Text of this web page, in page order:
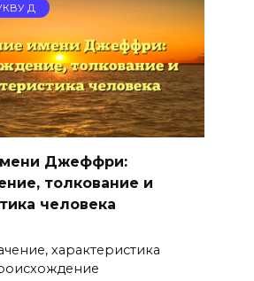
Д
Джеффри:
толкование и
человека
характеристика